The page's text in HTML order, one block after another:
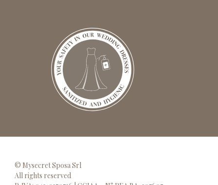
© Mysecret Sposa Srl
All rights reserved